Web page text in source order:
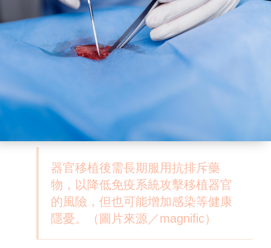
器官移植後需長期服用抗排斥藥
物，以降低免疫系統攻擊移植器官
的風險，但也可能增加感染等健康
隱憂。（圖片來源／magnific）